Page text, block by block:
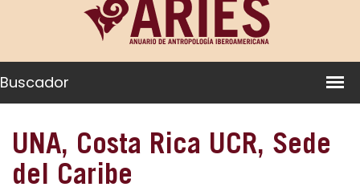
Buscador
UNA, Costa Rica UCR, Sede
del Caribe